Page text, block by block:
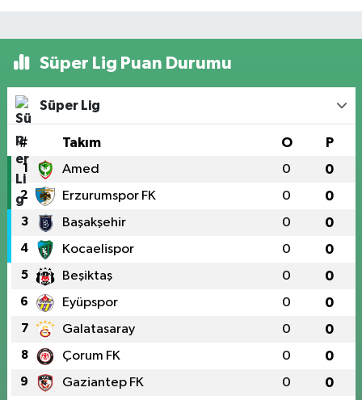
Süper Lig Puan Durumu
Süper Lig
# Takım O P
1 Amed 0 0
2 Erzurumspor FK 0 0
3 Başakşehir 0 0
4 Kocaelispor 0 0
5 Beşiktaş 0 0
6 Eyüpspor 0 0
7 Galatasaray 0 0
8 Çorum FK 0 0
9 Gaziantep FK 0 0